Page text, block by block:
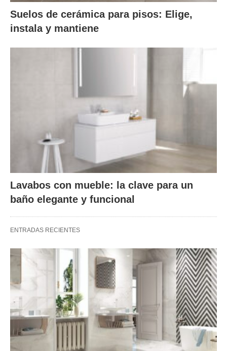
Suelos de cerámica para pisos: Elige,
instala y mantiene
Lavabos con mueble: la clave para un
baño elegante y funcional
ENTRADAS RECIENTES